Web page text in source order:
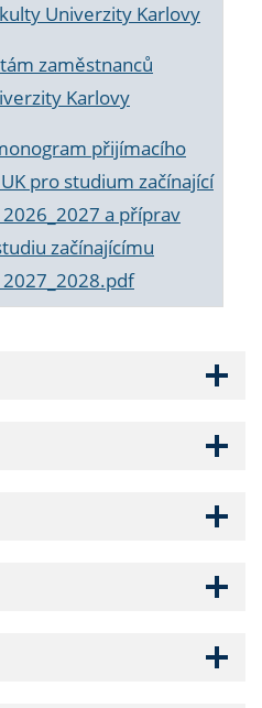
Univerzity Karlovy
zaměstnanců
Karlovy
přijímacího
pro studium začínající
a příprav
začínajícímu